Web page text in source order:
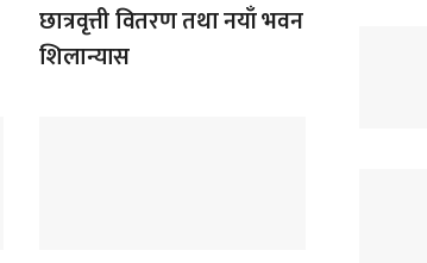
छात्रवृत्ती वितरण तथा नयाँ भवन
शिलान्यास